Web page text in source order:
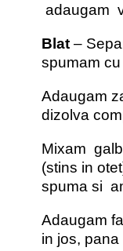
adaugam
Blat –
spumam
Adaugam
dizolva
Mixam
(stins in
spuma si
Adaugam
in jos,